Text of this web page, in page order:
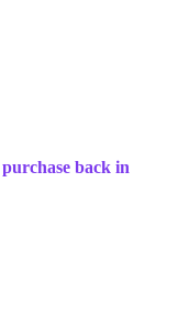
back in